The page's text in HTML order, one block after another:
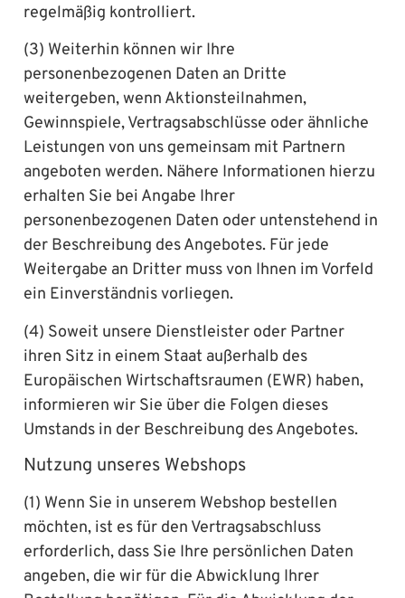
regelmäßig kontrolliert.
(3) Weiterhin können wir Ihre
personenbezogenen Daten an Dritte
weitergeben, wenn Aktionsteilnahmen,
Gewinnspiele, Vertragsabschlüsse oder ähnliche
Leistungen von uns gemeinsam mit Partnern
angeboten werden. Nähere Informationen hierzu
erhalten Sie bei Angabe Ihrer
personenbezogenen Daten oder untenstehend in
der Beschreibung des Angebotes. Für jede
Weitergabe an Dritter muss von Ihnen im Vorfeld
ein Einverständnis vorliegen.
(4) Soweit unsere Dienstleister oder Partner
ihren Sitz in einem Staat außerhalb des
Europäischen Wirtschaftsraumen (EWR) haben,
informieren wir Sie über die Folgen dieses
Umstands in der Beschreibung des Angebotes.
Nutzung unseres Webshops
(1) Wenn Sie in unserem Webshop bestellen
möchten, ist es für den Vertragsabschluss
erforderlich, dass Sie Ihre persönlichen Daten
angeben, die wir für die Abwicklung Ihrer